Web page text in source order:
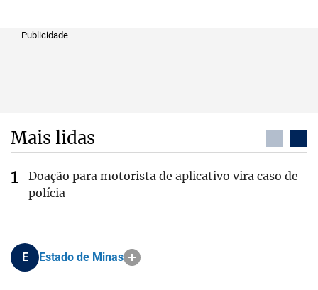
Publicidade
Mais lidas
Doação para motorista de aplicativo vira caso de
polícia
E Estado de Minas